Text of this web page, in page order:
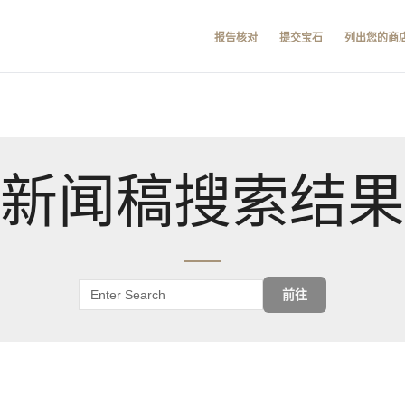
报告核对 提交宝石 列出您的商
新闻稿搜索结果
前往